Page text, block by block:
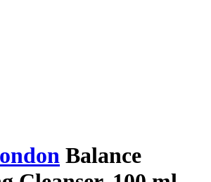
Balance